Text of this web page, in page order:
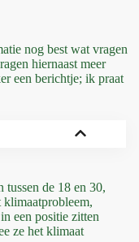
nog best wat vragen
hiernaast meer
een berichtje; ik praat
de 18 en 30,
een positie zitten
ze het klimaat